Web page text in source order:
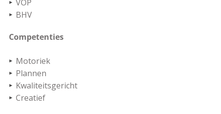
VOP
BHV
Competenties
Motoriek
Plannen
Kwaliteitsgericht
Creatief